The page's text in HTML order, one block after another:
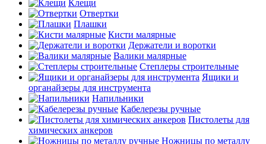
Клещи
Отвертки
Плашки
Кисти малярные
Держатели и воротки
Валики малярные
Степлеры строительные
Ящики и
органайзеры для инструмента
Напильники
Кабелерезы ручные
Пистолеты для
химических анкеров
Ножницы по металлу